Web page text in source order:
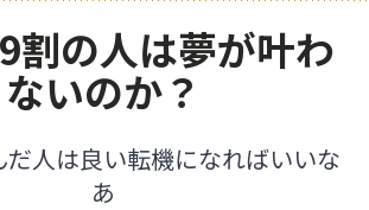
割の人は夢が叶わ
ないのか？
人は良い転機になればいいな
あ